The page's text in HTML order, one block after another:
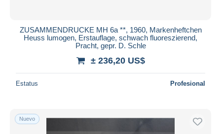
ZUSAMMENDRUCKE MH 6a **, 1960, Markenheftchen
Heuss lumogen, Erstauflage, schwach fluoreszierend,
Pracht, gepr. D. Schle
± 236,20 US$
Estatus Profesional
Nuevo